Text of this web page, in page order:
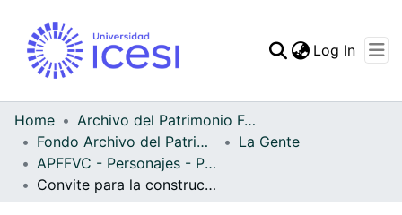
Statistics
Log In
Home
Archivo del Patrimonio Fotográfico y Fílmico del Valle del Cauca
Fondo Archivo del Patrimonio Fotográfico y Fílmico del Valle del Cauca
La Gente
APFFVC - Personajes - Patrimonial
Convite para la construcción de la carretera del corregimiento de Alban